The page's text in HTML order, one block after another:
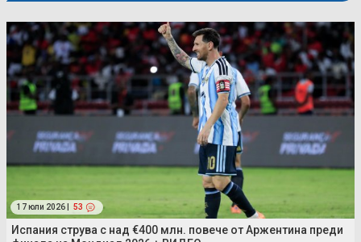
17 юли 2026 | 53
Испания струва с над €400 млн. повече от Аржентина преди